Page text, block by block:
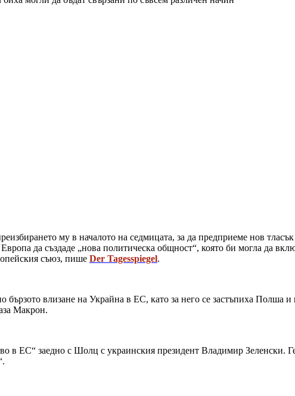
му в началото на седмицата, за да предприеме нов
да създаде „нова политическа общност“, която би могла да
съюз, пише Der Tagesspiegel.
влизане на Украйна в ЕС, като за него се застъпиха Полша
Макрон.
в ЕС“ заедно с Шолц с украинския президент Владимир Зеленски.